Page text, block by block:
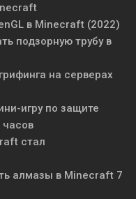
в Minecraft (2022)
подзорную трубу в
на серверах
игру по защите
часов
стал
алмазы в Minecraft 7